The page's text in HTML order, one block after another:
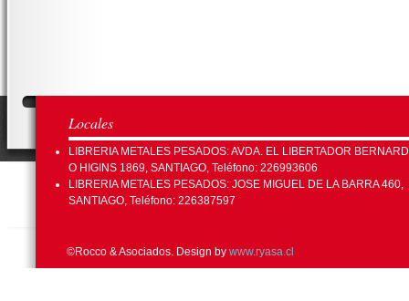
Locales
LIBRERIA METALES PESADOS: AVDA. EL LIBERTADOR
O HIGINS 1869, SANTIAGO, Teléfono: 226993606
LIBRERIA METALES PESADOS: JOSE MIGUEL DE LA BARRA 460,
SANTIAGO, Teléfono: 226387597
©Rocco & Asociados. Design by www.ryasa.cl